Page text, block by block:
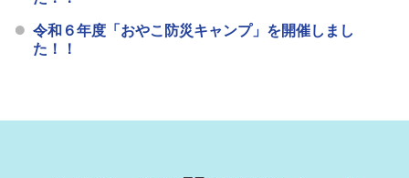
令和６年度「おやこ防災キャンプ」を開催しまし
た！！